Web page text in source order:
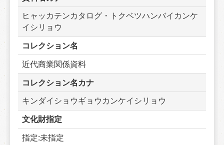
ヒャッカテンカタログ・トクベツハンバイカンケ
イシリョウ
コレクション名
近代商業関係資料
コレクション名カナ
キンダイショウギョウカンケイシリョウ
文化財指定
指定:未指定